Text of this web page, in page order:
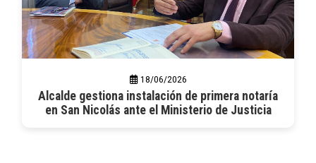
18/06/2026
Alcalde gestiona instalación de primera notaría
en San Nicolás ante el Ministerio de Justicia